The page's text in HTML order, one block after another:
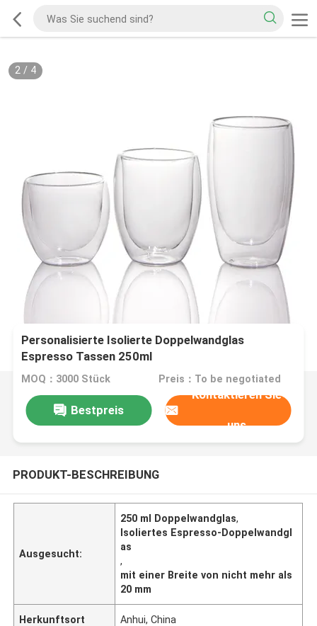
2/ 4
Personalisierte Isolierte Doppelwandglas
Espresso Tassen 250ml
MOQ：3000 Stück Preis：To be negotiated
Bestpreis
Kontaktieren Sie
uns
PRODUKT-BESCHREIBUNG
Ausgesucht:
250 ml Doppelwandglas,
Isoliertes Espresso-Doppelwandgl
as
,
mit einer Breite von nicht mehr als
20 mm
Herkunftsort Anhui, China